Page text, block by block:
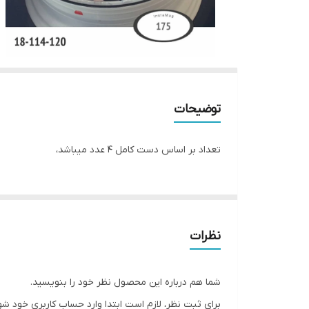
توضیحات
تعداد بر اساس دست کامل ۴ عدد میباشد،
نظرات
شما هم درباره این محصول نظر خود را بنویسید.
برای ثبت نظر، لازم است ابتدا وارد حساب کاربری خود